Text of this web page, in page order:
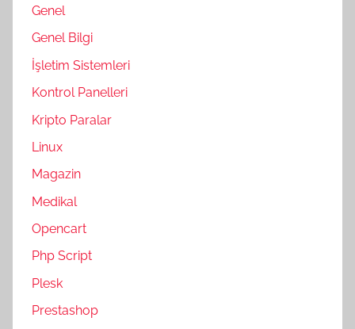
Genel
Genel Bilgi
İşletim Sistemleri
Kontrol Panelleri
Kripto Paralar
Linux
Magazin
Medikal
Opencart
Php Script
Plesk
Prestashop